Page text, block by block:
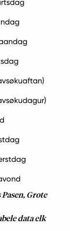
Grote
data elk